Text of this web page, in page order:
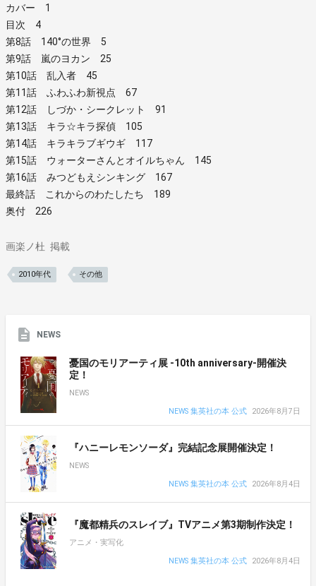
カバー 1
目次 4
第8話 140°の世界 5
第9話 嵐のヨカン 25
第10話 乱入者 45
第11話 ふわふわ新視点 67
第12話 しづか・シークレット 91
第13話 キラ☆キラ探偵 105
第14話 キラキラブギウギ 117
第15話 ウォーターさんとオイルちゃん 145
第16話 みつどもえシンキング 167
最終話 これからのわたしたち 189
奥付 226
画楽ノ杜 掲載
2010年代 その他
NEWS
憂国のモリアーティ展 -10th anniversary-開催決
定！
NEWS
NEWS 集英社の本 公式
2026年8月7日
『ハニーレモンソーダ』完結記念展開催決定！
NEWS
NEWS 集英社の本 公式
2026年8月4日
『魔都精兵のスレイブ』TVアニメ第3期制作決定！
アニメ・実写化
NEWS 集英社の本 公式
2026年8月4日